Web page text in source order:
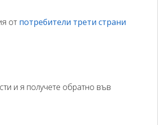
от потребители трети страни
и я получете обратно във